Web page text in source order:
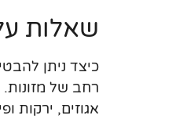
שאלות
כיצד ניתן
רחב של
אגוזים, ירקות